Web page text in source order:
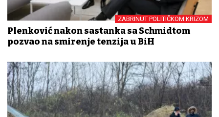
ZABRINUT POLITIČKOM KRIZOM
Plenković nakon sastanka sa Schmidtom
pozvao na smirenje tenzija u BiH